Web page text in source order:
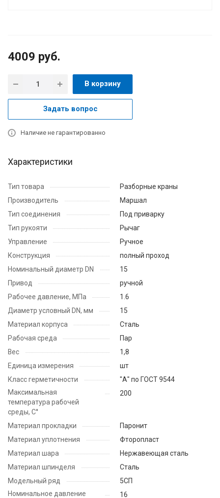
4009 руб.
В корзину
Задать вопрос
Наличие не гарантированно
Характеристики
Тип товара
Разборные краны
Производитель
Маршал
Тип соединения
Под приварку
Тип рукояти
Рычаг
Управление
Ручное
Конструкция
полный проход
Номинальный диаметр DN
15
Привод
ручной
Рабочее давление, МПа
1.6
Диаметр условный DN, мм
15
Материал корпуса
Сталь
Рабочая среда
Пар
Вес
1,8
Единица измерения
шт
Класс герметичности
"А" по ГОСТ 9544
Максимальная
температура рабочей
среды, С°
200
Материал прокладки
Паронит
Материал уплотнения
Фторопласт
Материал шара
Нержавеющая сталь
Материал шпинделя
Сталь
Модельный ряд
5СП
Номинальное давление
16